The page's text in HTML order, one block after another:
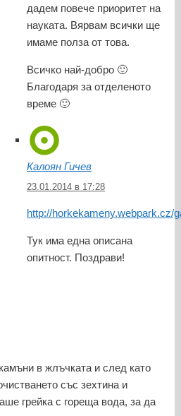
дадем повече приоритет на
науката. Вярвам всички ще
имаме полза от това.
Всичко най-добро 🙂
Благодаря за отделеното
време 🙂
Калоян Гичев
23.01.2014 в 17:28
http://horkekameny.webpark.cz/
Тук има една описана
опитност. Поздрави!
в жлъчката и след като
със зехтина и
грейка с гореща вода, за да